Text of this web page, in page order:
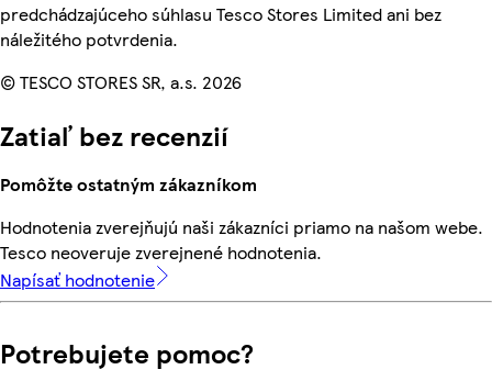
predchádzajúceho súhlasu Tesco Stores Limited ani bez
náležitého potvrdenia.
© TESCO STORES SR, a.s. 2026
Zatiaľ bez recenzií
Pomôžte ostatným zákazníkom
Hodnotenia zverejňujú naši zákazníci priamo na našom webe.
Tesco neoveruje zverejnené hodnotenia.
Napísať hodnotenie
Potrebujete pomoc?